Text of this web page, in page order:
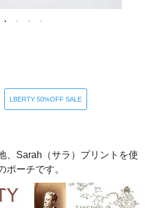
LBERTY 50%OFF SALE
、Sarah（サラ）プリントを使
ポーチです。